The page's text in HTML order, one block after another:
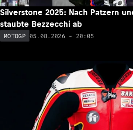
Silverstone 2025: Nach Patzern
staubte Bezzecchi ab
MOTOGP 05.08.2026 - 20:05